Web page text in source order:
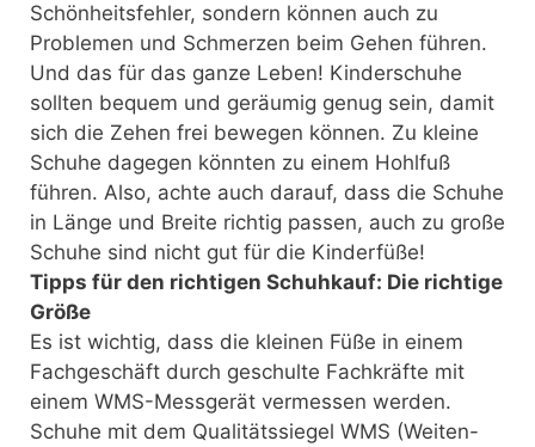
Schönheitsfehler, sondern können auch zu
Problemen und Schmerzen beim Gehen führen.
Und das für das ganze Leben! Kinderschuhe
sollten bequem und geräumig genug sein, damit
sich die Zehen frei bewegen können. Zu kleine
Schuhe dagegen könnten zu einem Hohlfuß
führen. Also, achte auch darauf, dass die Schuhe
in Länge und Breite richtig passen, auch zu große
Schuhe sind nicht gut für die Kinderfüße!
Tipps für den richtigen Schuhkauf: Die richtige
Größe
Es ist wichtig, dass die kleinen Füße in einem
Fachgeschäft durch geschulte Fachkräfte mit
einem WMS-Messgerät vermessen werden.
Schuhe mit dem Qualitätssiegel WMS (Weiten-